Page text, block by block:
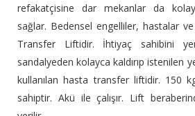
refakatçisine dar mekanlar da
sağlar. Bedensel engelliler, hastalar
Transfer Liftidir. İhtiyaç sahibini
sandalyeden kolayca kaldırıp istenilen
kullanılan hasta transfer liftidir. 150
sahiptir. Akü ile çalışır. Lift